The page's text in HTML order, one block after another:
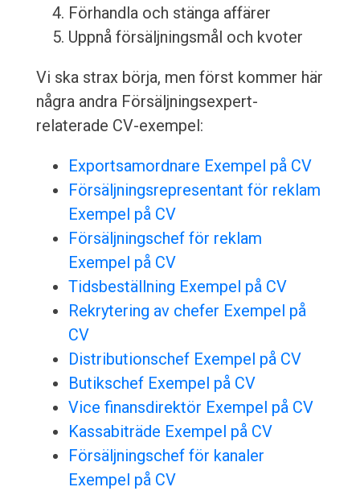
Förhandla och stänga affärer
Uppnå försäljningsmål och kvoter
Vi ska strax börja, men först kommer här
några andra Försäljningsexpert-
relaterade CV-exempel:
Exportsamordnare Exempel på CV
Försäljningsrepresentant för reklam
Exempel på CV
Försäljningschef för reklam
Exempel på CV
Tidsbeställning Exempel på CV
Rekrytering av chefer Exempel på
CV
Distributionschef Exempel på CV
Butikschef Exempel på CV
Vice finansdirektör Exempel på CV
Kassabiträde Exempel på CV
Försäljningschef för kanaler
Exempel på CV